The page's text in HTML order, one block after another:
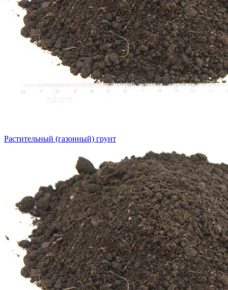
Растительный (газонный) грунт